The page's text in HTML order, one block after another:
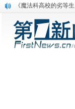
《魔法科高校的劣等
消息称刘强东要求京
保健品也能吃出一身
煤价"跳水"电企利润"